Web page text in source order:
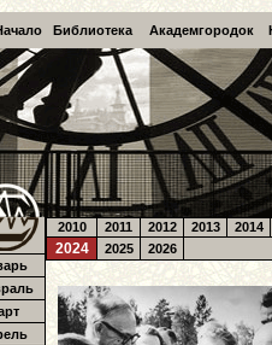
Библиотека Академгородок
2010 2011 2012 2013 2014
2024 2025 2026